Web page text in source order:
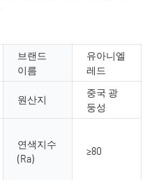
브랜드
이름
유아니엘
레드
원산지
중국 광
둥성
연색지수
(Ra)
≥80